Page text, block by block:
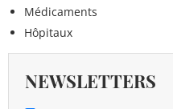
Médicaments
Hôpitaux
NEWSLETTERS